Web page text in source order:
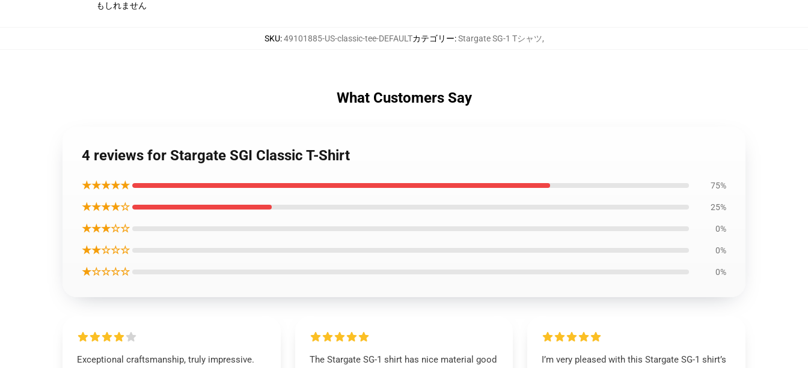
もしれません
SKU:49101885-US-classic-tee-DEFAULTカテゴリー:Stargate SG-1 Tシャツ,
What Customers Say
4 reviews for Stargate SGI Classic T-Shirt
★★★★★ 75%
★★★★☆ 25%
★★★☆☆ 0%
★★☆☆☆ 0%
★☆☆☆☆ 0%
Exceptional craftsmanship, truly impressive.
The Stargate SG-1 shirt has nice material good
I’m very pleased with this Stargate SG-1 shirt’s